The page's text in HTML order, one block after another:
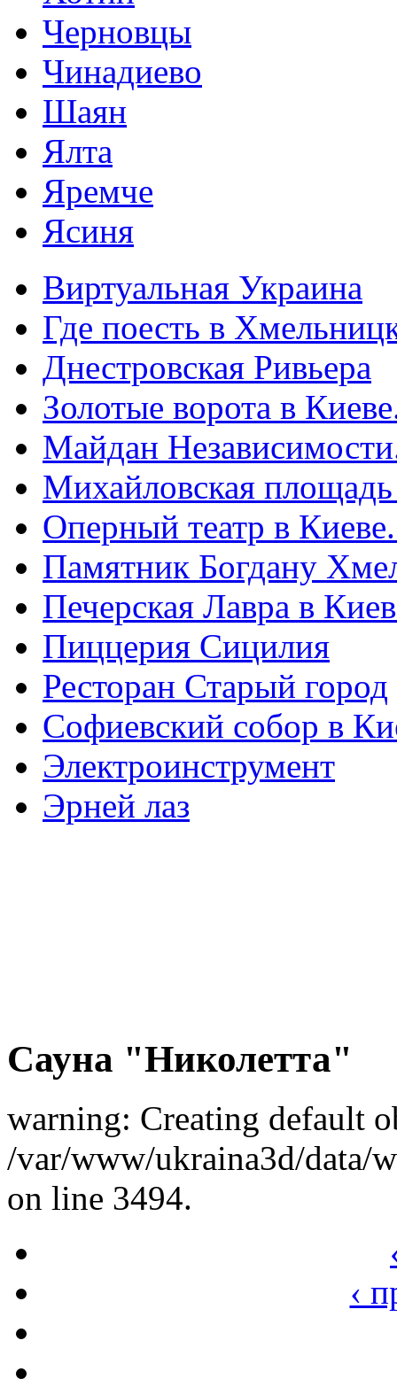
Черновцы
Чинадиево
Шаян
Ялта
Яремче
Ясиня
Виртуальная Украина
Где поесть в
Днестровская Ривьера
Золотые ворота в
Майдан
Михайловская
Оперный театр в
Памятник Богдану
Печерская Лавра в
Пиццерия Сицилия
Ресторан Старый город
Софиевский собор в
Электроинструмент
Эрней лаз
Сауна "Николетта"
warning: Creating default
/var/www/ukraina3d/data/
on line 3494.
‹